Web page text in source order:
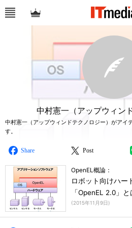
中村憲一（アップウィン
中村憲一（アップウィンドテクノロジー）がアイ
す。
Share Post
OpenEL概論：
ロボット向けハー
「OpenEL 2.0」
(2015年11月9日)